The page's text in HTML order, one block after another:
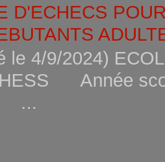
D'ECHECS
le 4/9/2024)
Année